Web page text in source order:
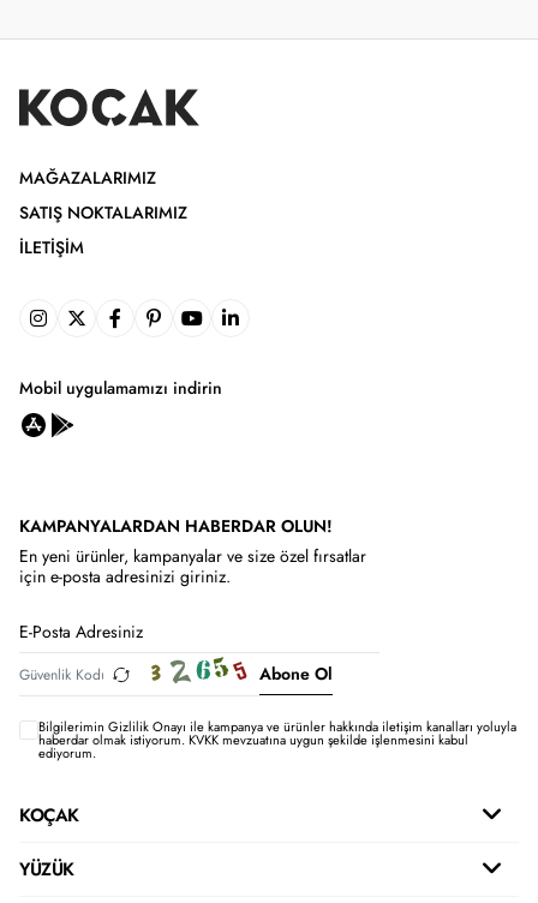
MAĞAZALARIMIZ
SATIŞ NOKTALARIMIZ
İLETIŞIM
Mobil uygulamamızı indirin
KAMPANYALARDAN HABERDAR OLUN!
En yeni ürünler, kampanyalar ve size özel fırsatlar
için e-posta adresinizi giriniz.
Abone Ol
Bilgilerimin Gizlilik Onayı ile kampanya ve ürünler hakkında iletişim kanalları yoluyla
haberdar olmak istiyorum.KVKK mevzuatına uygun şekilde işlenmesini kabul
ediyorum.
KOÇAK
YÜZÜK